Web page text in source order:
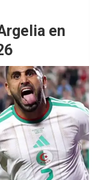
en